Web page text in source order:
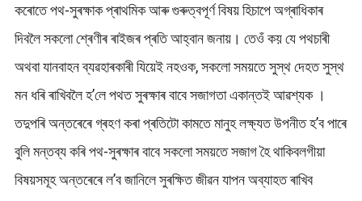
কৰোতে পথ-সুৰক্ষাক প্ৰাথমিক আৰু গুৰুত্বপূৰ্ণ বিষয় হিচাপে অগ্ৰাধিকাৰ
দিবলৈ সকলো শ্ৰেণীৰ ৰাইজৰ প্ৰতি আহ্বান জনায়। তেওঁ কয় যে পথচাৰী
অথবা যানবাহন ব্যৱহাৰকাৰী যিয়েই নহওক, সকলো সময়তে সুস্থ দেহত সুস্থ
মন ধৰি ৰাখিবলৈ হ’লে পথত সুৰক্ষাৰ বাবে সজাগতা একান্তই আৱশ্যক ।
তদুপৰি অন্তৰেৰে গ্ৰহণ কৰা প্ৰতিটো কামতে মানুহ লক্ষ্যত উপনীত হ’ব পাৰে
বুলি মন্তব্য কৰি পথ-সুৰক্ষাৰ বাবে সকলো সময়তে সজাগ হৈ থাকিবলগীয়া
বিষয়সমূহ অন্তৰেৰে ল’ব জানিলে সুৰক্ষিত জীৱন যাপন অব্যাহত ৰাখিব